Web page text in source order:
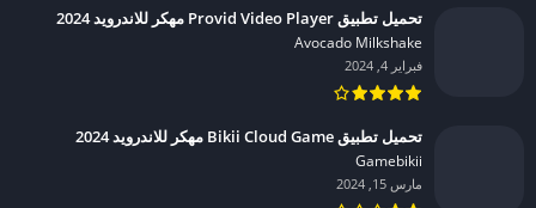
تحميل تطبيق Provid Video Player مهكر للاندرويد 2024
Avocado Milkshake‏
فبراير 4, 2024
تحميل تطبيق Bikii Cloud Game مهكر للاندرويد 2024
Gamebikii‏
مارس 15, 2024